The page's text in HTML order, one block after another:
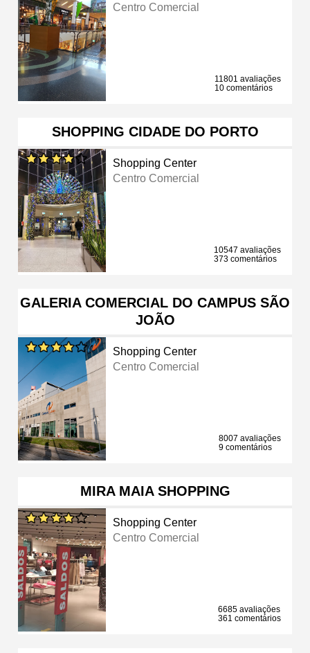
Centro Comercial
11801 avaliações
10 comentários
SHOPPING CIDADE DO PORTO
Shopping Center
Centro Comercial
10547 avaliações
373 comentários
GALERIA COMERCIAL DO CAMPUS SÃO
JOÃO
Shopping Center
Centro Comercial
8007 avaliações
9 comentários
MIRA MAIA SHOPPING
Shopping Center
Centro Comercial
6685 avaliações
361 comentários